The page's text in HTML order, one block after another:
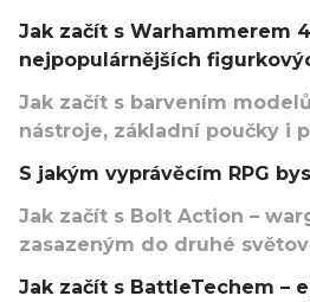
Jak začít s Warhammerem
nejpopulárnějších
Jak začít s barvením
nástroje, základní poučky i
S jakým vyprávěcím RPG
Jak začít s Bolt Action –
zasazeným do druhé
Jak začít s BattleTechem –